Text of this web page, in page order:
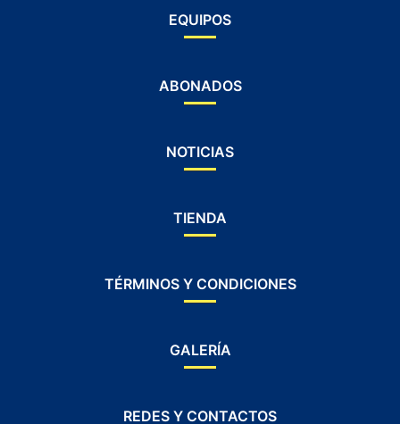
EQUIPOS
ABONADOS
NOTICIAS
TIENDA
TÉRMINOS Y CONDICIONES
GALERÍA
REDES Y CONTACTOS